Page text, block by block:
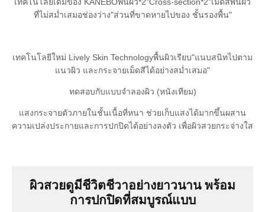
ที่ไม่สม่ำเสมอช่องว่าง"ส่วนที่ขาดหายไปของ ชั้นรองพื้น"
เทคโนโลยีใหม่ Lively Skin Technologyพื้นผิวเรียบ"แนบสนิทไปตาม
แนวผิว และกระจายเม็ดสีได้อย่างสม่ำเสมอ"
ทดสอบกับแบบจำลองผิว (หนังเทียม)
แสงกระจายตัวภายในชั้นเนื้อที่หนา ช่วยเก็บแสงได้มากขึ้นผสาน
ความเปล่งประกายและการปกปิดได้อย่างลงตัว เพื่อผิวสวยกระจ่างใส
ผิวสวยดูมีชีวิตชีวาอย่างยาวนาน พร้อม
การปกปิดที่สมบูรณ์แบบ